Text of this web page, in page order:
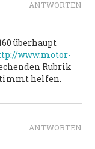
ANTWORTEN
überhaupt
www.motor-
Rubrik
helfen.
ANTWORTEN